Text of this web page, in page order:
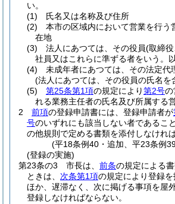
い。
(1)
氏名又は名称及び住所
(2)
本市の区域内において営業を行う
在地
(3)
法人にあつては、その役員(取締
社員又はこれらに準ずる者をいう。
(4)
未成年者にあつては、その法定代
(法人にあつては、その役員の氏名を
(5)
第25条第1項の規定により第2号の
れる業務主任者の氏名及び所属する
2
前項の登録申請書には、登録申請者が
号のいずれにも該当しない者であるこ
の他規則で定める書類を添付しなけれ
(平18条例40・追加、平23条例
(登録の実施)
第23条の3
市長は、 前条の規定による
ときは、 次条第1項の規定により登録を
ほか、遅滞なく、次に掲げる事項を屋
登録しなければならない。